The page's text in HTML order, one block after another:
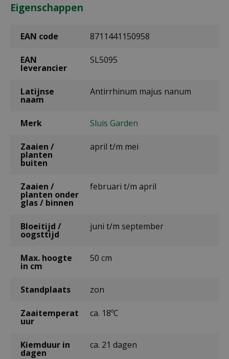
Eigenschappen
EAN code 8711441150958
EAN
leverancier
SL5095
Latijnse
naam
Antirrhinum majus nanum
Merk Sluis Garden
Zaaien /
planten
buiten
april t/m mei
Zaaien /
planten onder
glas / binnen
februari t/m april
Bloeitijd /
oogsttijd
juni t/m september
Max. hoogte
in cm
50 cm
Standplaats zon
Zaaitemperat
uur
ca. 18ºC
Kiemduur in
dagen
ca. 21 dagen